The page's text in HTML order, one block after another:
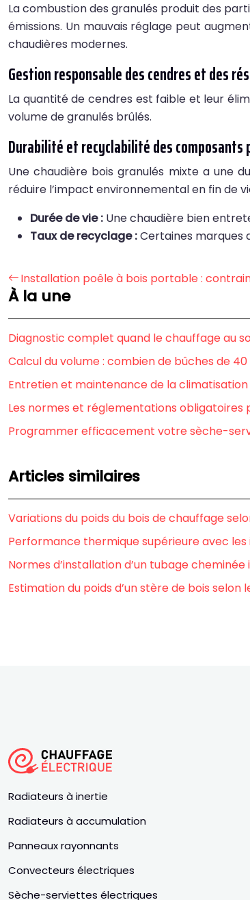
La combustion des granulés produit des
émissions. Un mauvais réglage peut
chaudières modernes.
Gestion responsable des cendres et des
La quantité de cendres est faible et leur
volume de granulés brûlés.
Durabilité et recyclabilité des composants
Une chaudière bois granulés mixte a une
réduire l’impact environnemental en fin de
Durée de vie : Une chaudière bien
Taux de recyclage :Certaines marques
Installation poêle à bois portable :
À la une
Diagnostic complet quand le chauffage au
Calcul du volume : combien de bûches de
Entretien et maintenance de la
Les normes et réglementations
Programmer efficacement votre sèche-
Articles similaires
Variations du poids du bois de chauffage
Performance thermique supérieure avec
Normes d’installation d’un tubage
Estimation du poids d’un stère de bois selon
Radiateurs à inertie
Radiateurs à accumulation
Panneaux rayonnants
Convecteurs électriques
Sèche-serviettes électriques